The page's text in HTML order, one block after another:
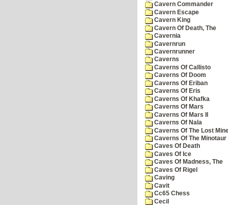
Cavern Commander
Cavern Escape
Cavern King
Cavern Of Death, The
Cavernia
Cavernrun
Cavernrunner
Caverns
Caverns Of Callisto
Caverns Of Doom
Caverns Of Eriban
Caverns Of Eris
Caverns Of Khafka
Caverns Of Mars
Caverns Of Mars II
Caverns Of Nala
Caverns Of The Lost
Caverns Of The Minotaur
Caves Of Death
Caves Of Ice
Caves Of Madness, The
Caves Of Rigel
Caving
Cavit
Cc65 Chess
Cecil